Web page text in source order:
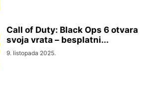
Call of Duty: Black Ops 6 otvara
svoja vrata – besplatni...
9. listopada 2025.